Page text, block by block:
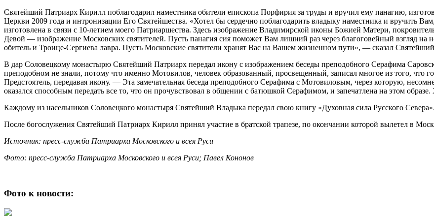
Святейший Патриарх Кирилл поблагодарил наместника обители епископа Порфирия за труды и вручил ему панагию,
Церкви 2009 года и интронизации Его Святейшества. «Хотел бы сердечно поблагодарить владыку наместника и вручить
изготовлена в связи с 10-летием моего Патриаршества. Здесь изображение Владимирской иконы Божией Матери,
Девой — изображение Московских святителей. Пусть панагия сия поможет Вам лишний раз через благоговейный взгляд на
обитель и Троице-Сергиева лавра. Пусть Московские святители хранят Вас на Вашем жизненном пути», — сказал
В дар Соловецкому монастырю Святейший Патриарх передал икону с изображением беседы преподобного Серафима
преподобном не знали, потому что именно Мотовилов, человек образованный, просвещенный, записал многое из того, что
Предстоятель, передавая икону. — Эта замечательная беседа преподобного Серафима с Мотовиловым, через которую,
оказался способным передать все то, что он прочувствовал в общении с батюшкой Серафимом, и запечатлена на этом
Каждому из насельников Соловецкого монастыря Святейший Владыка передал свою книгу «Духовная сила Русского Севера».
После богослужения Святейший Патриарх Кирилл принял участие в братской трапезе, по окончании которой вылетел в
Источник: пресс-служба Патриарха Московского и всея Руси
Фото: пресс-служба Патриарха Московского и всея Руси; Павел Кононов
Фото к новости: